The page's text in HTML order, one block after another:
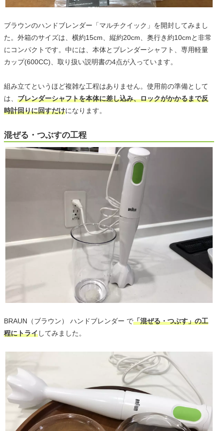
ブラウンのハンドブレンダー「マルチクイック」を開封してみまし
た。外箱のサイズは、横約15cm、縦約20cm、奥行き約10cmと非常
にコンパクトです。中には、本体とブレンダーシャフト、専用軽量
カップ(600CC)、取り扱い説明書の4点が入っています。
組み立てというほど複雑な工程はありません。使用前の準備として
は、 ブレンダーシャフトを本体に差し込み、ロックがかかるまで反
時計回りに回すだけになります。
混ぜる・つぶすの工程
BRAUN（ブラウン） ハンドブレンダー で「混ぜる・つぶす」の工
程にトライしてみました。